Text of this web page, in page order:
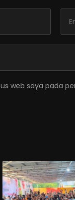
web saya pada